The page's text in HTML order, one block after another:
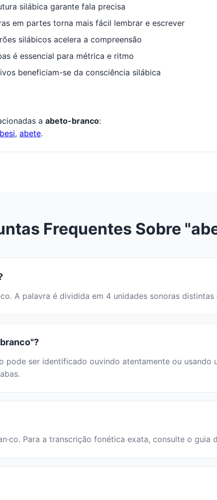
silábica garante fala precisa
em partes torna mais fácil lembrar e escrever
silábicos acelera a compreensão
é essencial para métrica e ritmo
beneficiam-se da consciência silábica
a abeto-branco:
, abete.
Frequentes Sobre
A palavra é dividida em 4 unidades sonoras
pode ser identificado ouvindo atentamente ou
Para a transcrição fonética exata, consulte o guia